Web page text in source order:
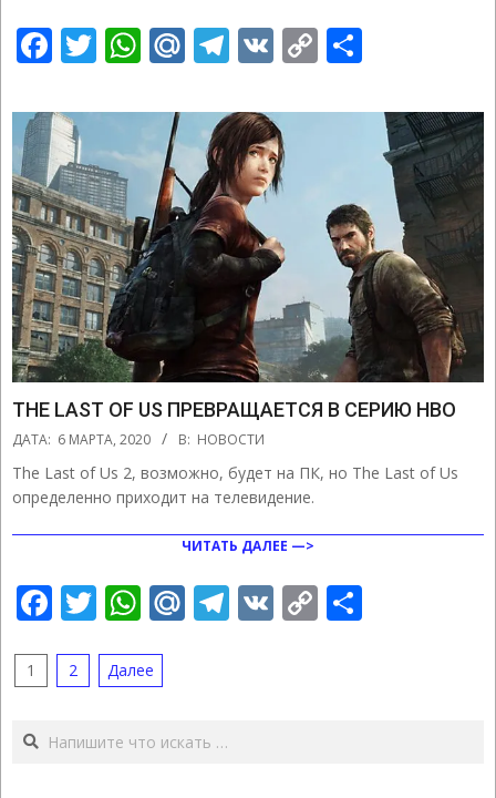
Facebook
Twitter
WhatsApp
Mail.Ru
Telegram
VK Copy
THE LAST OF US ПРЕВРАЩАЕТСЯ В СЕРИЮ HBO
2020-
06
ДАТА: 6 МАРТА, 2020 В: НОВОСТИ
The Last of Us 2, возможно, будет на ПК, но The Last of Us
определенно приходит на телевидение.
ЧИТАТЬ ДАЛЕЕ —>
Facebook
Twitter
WhatsApp
Mail.Ru
Telegram
VK Copy
Link
ПАГИНАЦИЯ
1 2 Далее
Поиск